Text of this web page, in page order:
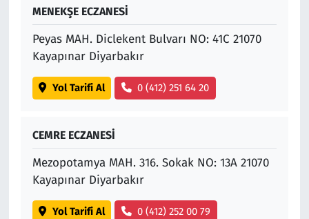
MENEKŞE ECZANESİ
Peyas MAH. Diclekent Bulvarı NO: 41C 21070
Kayapınar Diyarbakır
Yol Tarifi Al 0 (412) 251 64 20
CEMRE ECZANESİ
Mezopotamya MAH. 316. Sokak NO: 13A 21070
Kayapınar Diyarbakır
Yol Tarifi Al 0 (412) 252 00 79
Süleymanpaşa